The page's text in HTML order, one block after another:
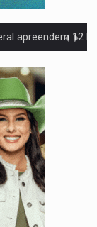
12 kg de skunk e arma que
presos com armas e drogas após
Marias Somos Nós será
motocicleta em frente
de emancipação com
de plástico ou
atacam casal de idosos
apreendem cerca de 1kg de